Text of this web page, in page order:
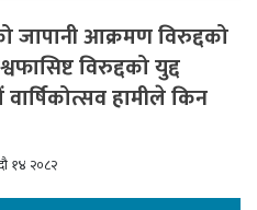
जापानी आक्रमण विरुद्दको
विरुद्दको युद्द
हामीले किन
१४ २०८२